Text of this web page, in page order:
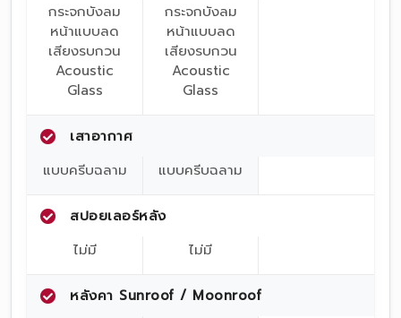
กระจกบังลม
หน้าแบบลด
เสียงรบกวน
Acoustic
Glass
กระจกบังลม
หน้าแบบลด
เสียงรบกวน
Acoustic
Glass
เสาอากาศ
แบบครีบฉลาม
แบบครีบฉลาม
สปอยเลอร์หลัง
ไม่มี
ไม่มี
หลังคา Sunroof / Moonroof